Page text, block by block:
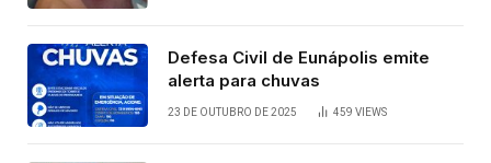
Defesa Civil de Eunápolis emite
alerta para chuvas
23 DE OUTUBRO DE 2025 459 VIEWS